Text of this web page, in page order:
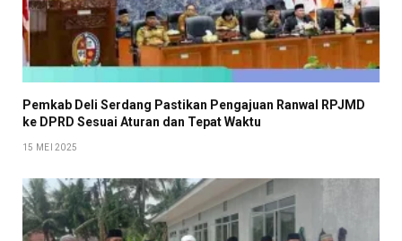
Pemkab Deli Serdang Pastikan Pengajuan Ranwal RPJMD
ke DPRD Sesuai Aturan dan Tepat Waktu
15 MEI 2025